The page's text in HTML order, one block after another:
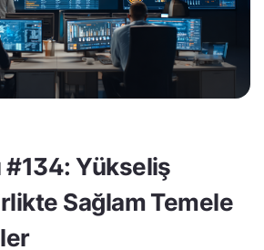
#134: Yükseliş
Sağlam Temele